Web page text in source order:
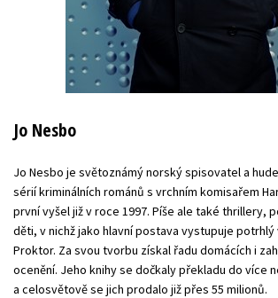
Jo Nesbo
Jo Nesbo je světoznámý norský spisovatel a
sérií kriminálních románů s vrchním komisařem
první vyšel již v roce 1997. Píše ale také thrillery,
děti, v nichž jako hlavní postava vystupuje
Proktor. Za svou tvorbu získal řadu domácích i
ocenění. Jeho knihy se dočkaly překladu do více
a celosvětově se jich prodalo již přes 55 milionů.